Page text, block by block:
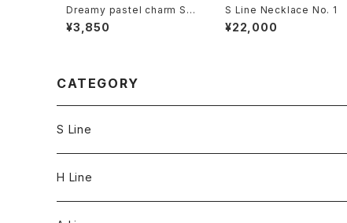
Dreamy pastel charm Str
ap
¥3,850
S Line Necklace No. 1
¥22,000
CATEGORY
S Line
S Line Ring & Earrings
H Line